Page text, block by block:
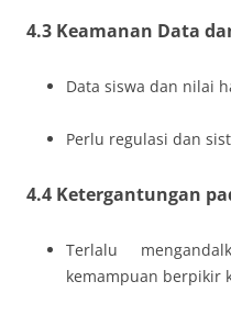
4.3 Keamanan Data
Data siswa dan nilai
Perlu regulasi dan
4.4 Ketergantungan
Terlalu
kemampuan berpikir